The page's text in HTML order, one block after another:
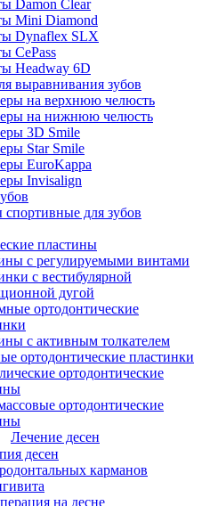
Damon Clear
Mini Diamond
Dynaflex SLX
CePass
Headway 6D
выравнивания зубов
на верхнюю челюсть
на нижнюю челюсть
3D Smile
Star Smile
EuroKappa
Invisalign
для зубов
пластины
с регулируемыми винтами
с вестибулярной
дугой
ортодонтические
с активным толкателем
ортодонтические пластинки
ортодонтические
ортодонтические
Лечение десен
десен
карманов
на десне